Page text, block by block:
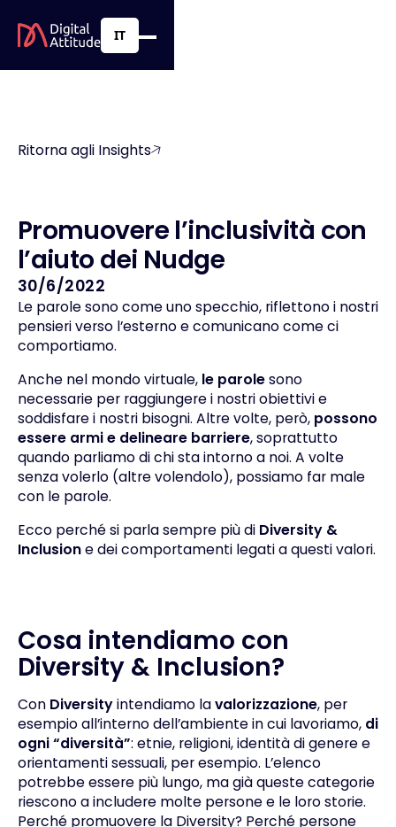
IT
Ritorna agli Insights
Promuovere l’inclusività con
l’aiuto dei Nudge
30/6/2022
Le parole sono come uno specchio, riflettono i nostri
pensieri verso l’esterno e comunicano come ci
comportiamo.
Anche nel mondo virtuale, le parolesono
necessarie per raggiungere i nostri obiettivi e
soddisfare i nostri bisogni. Altre volte, però, possono
essere armie delineare barriere, soprattutto
quando parliamo di chi sta intorno a noi. A volte
senza volerlo (altre volendolo), possiamo far male
con le parole.
Ecco perché si parla sempre più di Diversity &
Inclusione dei comportamenti legati a questi valori.
Cosa intendiamo con
Diversity & Inclusion?
Con Diversityintendiamo lavalorizzazione, per
esempio all’interno dell’ambiente in cui lavoriamo, di
ogni “diversità”: etnie, religioni, identità di genere e
orientamenti sessuali, per esempio. L’elenco
potrebbe essere più lungo, ma già queste categorie
riescono a includere molte persone e le loro storie.
Perché promuovere la Diversity? Perché persone